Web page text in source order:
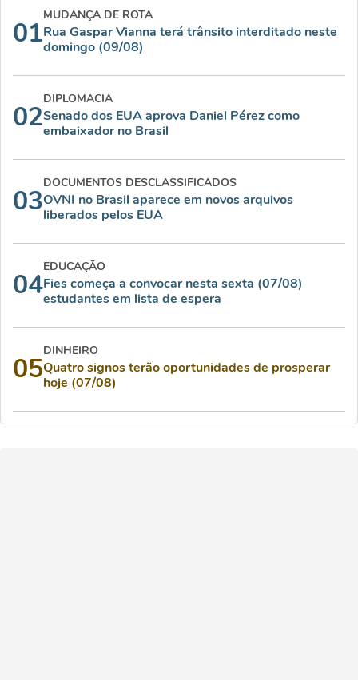
01
MUDANÇA DE ROTA
Rua Gaspar Vianna terá trânsito interditado neste
domingo (09/08)
02
DIPLOMACIA
Senado dos EUA aprova Daniel Pérez como
embaixador no Brasil
03
DOCUMENTOS DESCLASSIFICADOS
OVNI no Brasil aparece em novos arquivos
liberados pelos EUA
04
EDUCAÇÃO
Fies começa a convocar nesta sexta (07/08)
estudantes em lista de espera
05
DINHEIRO
Quatro signos terão oportunidades de prosperar
hoje (07/08)